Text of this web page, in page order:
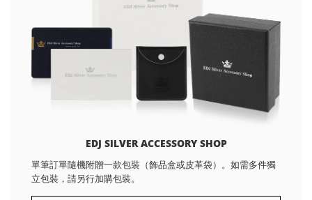
EDJ SILVER ACCESSORY SHOP
單筆訂單隨機附贈一款包裝（飾品盒或皮革袋）。如需多件獨
立包裝，請另行加購包裝。